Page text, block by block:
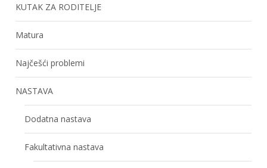
KUTAK ZA RODITELJE
Matura
Najčešći problemi
NASTAVA
Dodatna nastava
Fakultativna nastava